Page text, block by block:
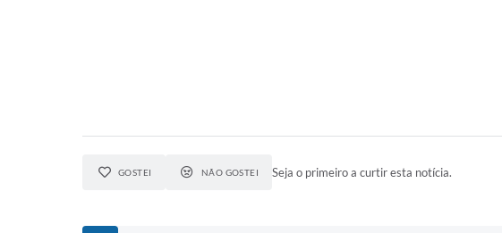
GOSTEI NÃO GOSTEI Seja o primeiro a curtir esta notícia.